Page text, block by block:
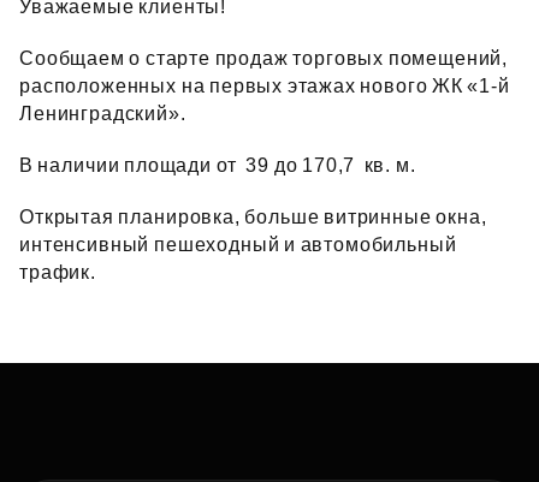
Уважаемые клиенты!
Сообщаем о старте продаж торговых помещений,
расположенных на первых этажах нового ЖК «1‑й
Ленинградский».
В наличии площади от 39 до 170,7 кв. м.
Открытая планировка, больше витринные окна,
интенсивный пешеходный и автомобильный
трафик.